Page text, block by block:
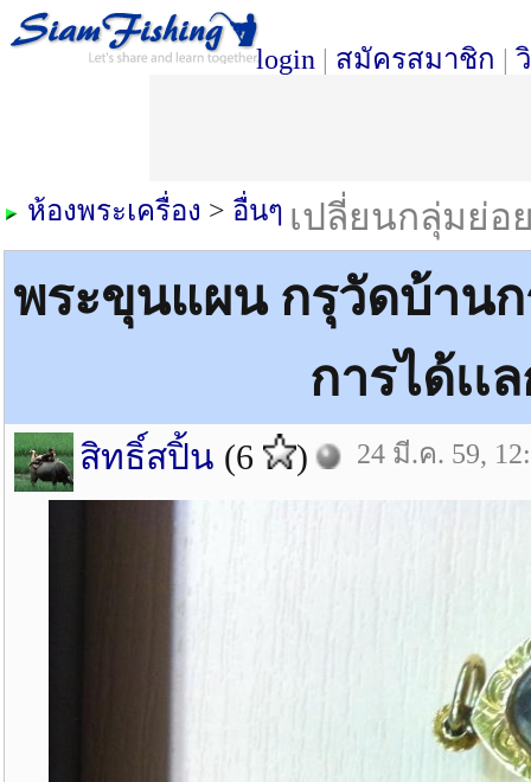
login | สมัครสมาชิก |
เปลี่ยนกลุ่มย่อ
ห้องพระเครื่อง > อื่นๆ
พระขุนแผน กรุวัดบ้าน
การได้เเ
สิทธิ์สปิ้น (6 ) 24 มี.ค. 59,